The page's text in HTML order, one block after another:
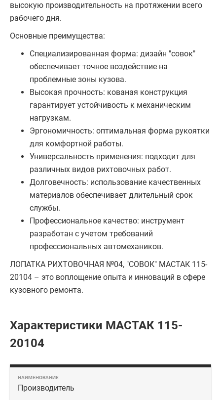
высокую производительность на протяжении всего
рабочего дня.
Основные преимущества:
Специализированная форма: дизайн "совок"
обеспечивает точное воздействие на
проблемные зоны кузова.
Высокая прочность: кованая конструкция
гарантирует устойчивость к механическим
нагрузкам.
Эргономичность: оптимальная форма рукоятки
для комфортной работы.
Универсальность применения: подходит для
различных видов рихтовочных работ.
Долговечность: использование качественных
материалов обеспечивает длительный срок
службы.
Профессиональное качество: инструмент
разработан с учетом требований
профессиональных автомехаников.
ЛОПАТКА РИХТОВОЧНАЯ №04, "СОВОК" МАСТАК 115-
20104 – это воплощение опыта и инноваций в сфере
кузовного ремонта.
Характеристики МАСТАК 115-
20104
Производитель